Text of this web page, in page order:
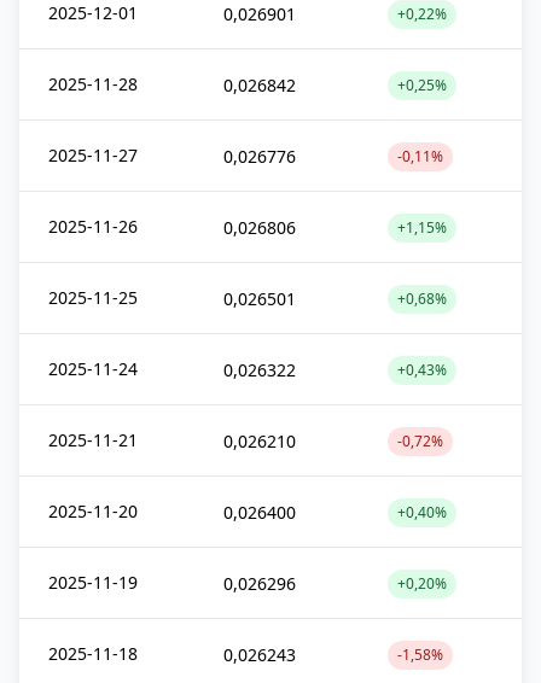
2025-12-01 0,026901 +0,22%
2025-11-28 0,026842 +0,25%
2025-11-27 0,026776 -0,11%
2025-11-26 0,026806 +1,15%
2025-11-25 0,026501 +0,68%
2025-11-24 0,026322 +0,43%
2025-11-21 0,026210 -0,72%
2025-11-20 0,026400 +0,40%
2025-11-19 0,026296 +0,20%
2025-11-18 0,026243 -1,58%